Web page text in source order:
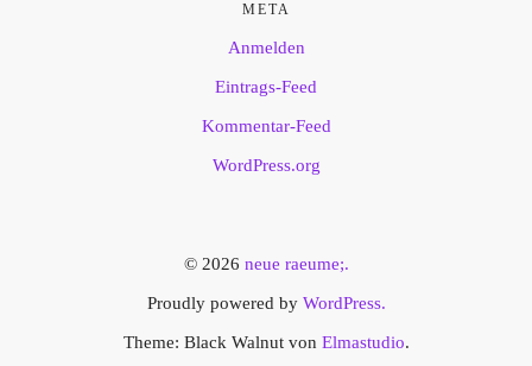
META
Anmelden
Eintrags-Feed
Kommentar-Feed
WordPress.org
© 2026 neue raeume;.
Proudly powered by WordPress.
Theme: Black Walnut von Elmastudio.